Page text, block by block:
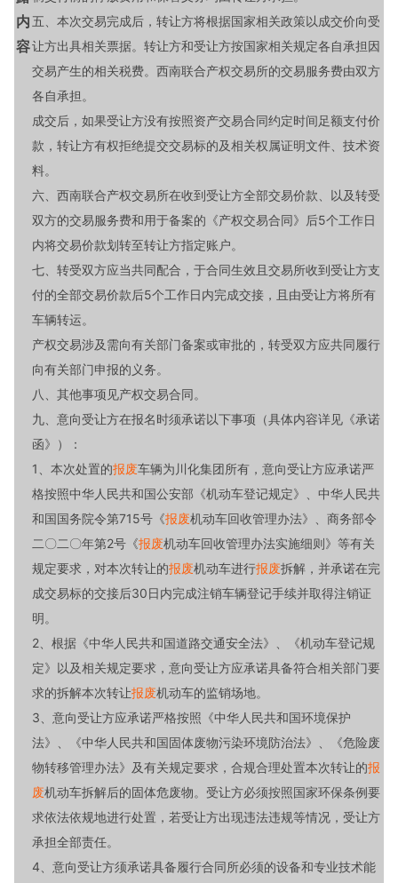
内
容
五、本次交易完成后，转让方将根据国家相关政策以成交价向受
让方出具相关票据。转让方和受让方按国家相关规定各自承担因
交易产生的相关税费。西南联合产权交易所的交易服务费由双方
各自承担。
成交后，如果受让方没有按照资产交易合同约定时间足额支付价
款，转让方有权拒绝提交交易标的及相关权属证明文件、技术资
料。
六、西南联合产权交易所在收到受让方全部交易价款、以及转受
双方的交易服务费和用于备案的《产权交易合同》后5个工作日
内将交易价款划转至转让方指定账户。
七、转受双方应当共同配合，于合同生效且交易所收到受让方支
付的全部交易价款后5个工作日内完成交接，且由受让方将所有
车辆转运。
产权交易涉及需向有关部门备案或审批的，转受双方应共同履行
向有关部门申报的义务。
八、其他事项见产权交易合同。
九、意向受让方在报名时须承诺以下事项（具体内容详见《承诺
函》）：
1、本次处置的报废车辆为川化集团所有，意向受让方应承诺严
格按照中华人民共和国公安部《机动车登记规定》、中华人民共
和国国务院令第715号《报废机动车回收管理办法》、商务部令
二〇二〇年第2号《报废机动车回收管理办法实施细则》等有关
规定要求，对本次转让的报废机动车进行报废拆解，并承诺在完
成交易标的交接后30日内完成注销车辆登记手续并取得注销证
明。
2、根据《中华人民共和国道路交通安全法》、《机动车登记规
定》以及相关规定要求，意向受让方应承诺具备符合相关部门要
求的拆解本次转让报废机动车的监销场地。
3、意向受让方应承诺严格按照《中华人民共和国环境保护
法》、《中华人民共和国固体废物污染环境防治法》、《危险废
物转移管理办法》及有关规定要求，合规合理处置本次转让的报
废机动车拆解后的固体危废物。受让方必须按照国家环保条例要
求依法依规地进行处置，若受让方出现违法违规等情况，受让方
承担全部责任。
4、意向受让方须承诺具备履行合同所必须的设备和专业技术能